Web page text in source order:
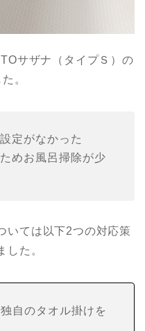
サザナ（タイプＳ）の
。
定がなかった
めお風呂掃除が少
いては以下2つの対応策
した。
自のタオル掛けを